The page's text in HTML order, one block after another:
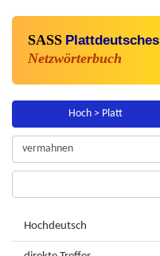
SASS Plattdeutsches
Netzwörterbuch
Hoch > Platt
Hochdeutsch